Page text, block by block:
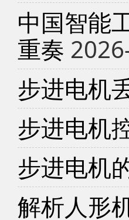
中国智能
重奏
步进电机
步进电机
步进电机
解析人形